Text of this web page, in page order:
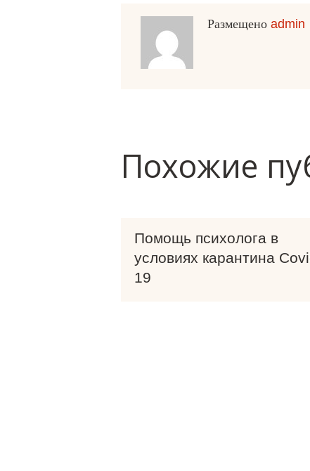
Размещено admin
Похожие
Помощь психолога в
условиях карантина
19